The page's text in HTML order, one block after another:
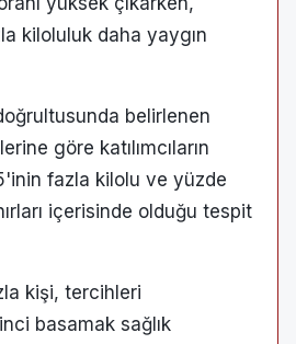
kiloluluk daha yaygın
belirlenen
göre katılımcıların
fazla kilolu ve yüzde
içerisinde olduğu tespit
kişi, tercihleri
basamak sağlık